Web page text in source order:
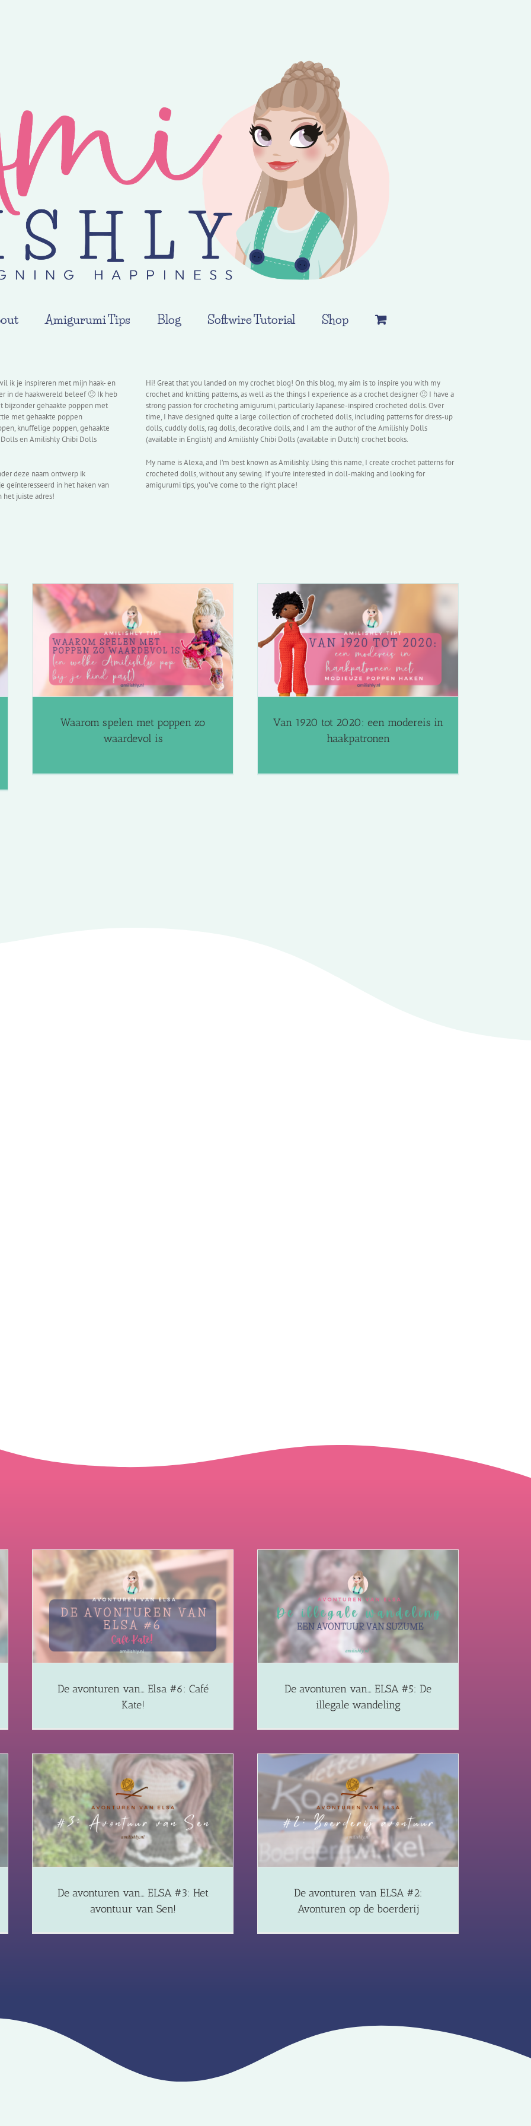
Amigurumi Tips Blog Softwire Tutorial Shop
ik je inspireren met mijn haak- en
in de haakwereld beleef 🙂 Ik heb
bijzonder gehaakte poppen met
met gehaakte poppen
knuffelige poppen, gehaakte
en Amilishly Chibi Dolls
deze naam ontwerp ik
geïnteresseerd in het haken van
het juiste adres!
Hi! Great that you landed on my crochet blog! On this blog, my aim is to inspire you with my
crochet and knitting patterns, as well as the things I experience as a crochet designer 🙂 I have a
strong passion for crocheting amigurumi, particularly Japanese-inspired crocheted dolls. Over
time, I have designed quite a large collection of crocheted dolls, including patterns for dress-up
dolls, cuddly dolls, rag dolls, decorative dolls, and I am the author of the Amilishly Dolls
(available in English) and Amilishly Chibi Dolls (available in Dutch) crochet books.
My name is Alexa, and I’m best known as Amilishly. Using this name, I create crochet patterns for
crocheted dolls, without any sewing. If you’re interested in doll-making and looking for
amigurumi tips, you’ve come to the right place!
Waarom spelen met poppen zo
waardevol is
Van 1920 tot 2020: een modereis in
haakpatronen
Amilishly Tipt Blog
Van 1920 tot 2020: een modereis in
haakpatronen
De avonturen van… Elsa #6: Café
Kate!
De avonturen van… ELSA #5: De illegale
wandeling
Blog
Elsa's Adventures
De avonturen van… ELSA #5: De
illegale wandeling
De avonturen van… ELSA #3: Het
avontuur van Sen!
De avonturen van ELSA #2: Avonturen op de
boerderij
Blog Elsa's Adventures
De avonturen van ELSA #2:
Avonturen op de boerderij
ontvang je 25% korting op alle losse Amilishly patronen bij een minimale besteding van €10,-. Geldig tot en met